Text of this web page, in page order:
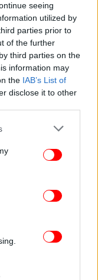
seeing
utilized by
parties prior to
of the further
third parties on the
information may
the IAB’s List of
disclose it to other
or more Google
You may click to
party tags to
in below Google
γνωρίζουν: Σε
κατάψυξη
«ρούφηξε»
Β' -Κοντά στα